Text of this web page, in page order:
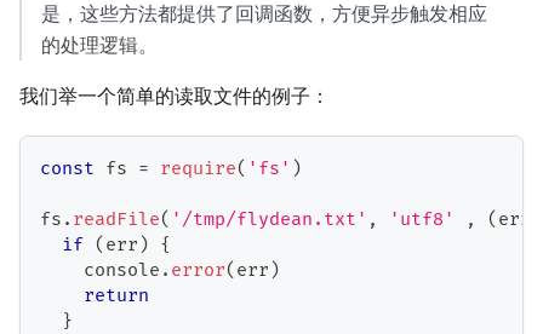
是，这些方法都提供了回调函数，方便异步触发相应
的处理逻辑。
我们举一个简单的读取文件的例子：
const fs = require( 'fs' )
fs . readFile( '/tmp/flydean.txt' , 'utf8' , ( err
if ( err ) {
    console
. error( err )
return
}